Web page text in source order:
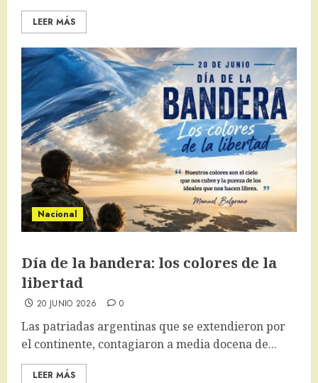
LEER MÁS
Nacional
Día de la bandera: los colores de la
libertad
20 JUNIO 2026 0
Las patriadas argentinas que se extendieron por
el continente, contagiaron a media docena de...
LEER MÁS